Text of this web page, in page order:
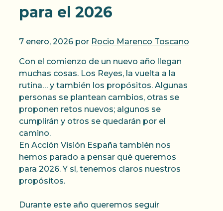
para el 2026
7 enero, 2026 por Rocio Marenco Toscano
Con el comienzo de un nuevo año llegan
muchas cosas. Los Reyes, la vuelta a la
rutina… y también los propósitos. Algunas
personas se plantean cambios, otras se
proponen retos nuevos; algunos se
cumplirán y otros se quedarán por el
camino.
En Acción Visión España también nos
hemos parado a pensar qué queremos
para 2026. Y sí, tenemos claros nuestros
propósitos.
Durante este año queremos seguir